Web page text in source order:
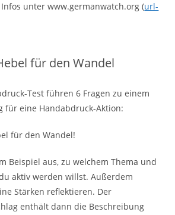
unter www.germanwatch.org (url-
für den Wandel
Test führen 6 Fragen zu einem
für eine Handabdruck-Aktion:
für den Wandel!
Beispiel aus, zu welchem Thema und
aktiv werden willst. Außerdem
Stärken reflektieren. Der
enthält dann die Beschreibung